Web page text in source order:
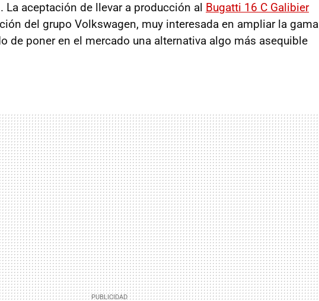
La aceptación de llevar a producción al Bugatti 16 C Galibier
del grupo Volkswagen, muy interesada en ampliar la gama
de poner en el mercado una alternativa algo más asequible